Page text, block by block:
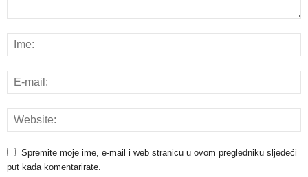
Spremite moje ime, e-mail i web stranicu u ovom pregledniku sljedeći
put kada komentarirate.